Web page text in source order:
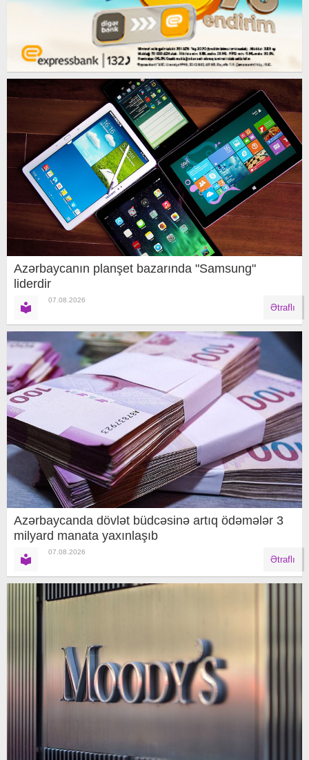
Azərbaycanın planşet bazarında "Samsung"
liderdir
07.08.2026
Ətraflı
Azərbaycanda dövlət büdcəsinə artıq ödəmələr 3
milyard manata yaxınlaşıb
07.08.2026
Ətraflı